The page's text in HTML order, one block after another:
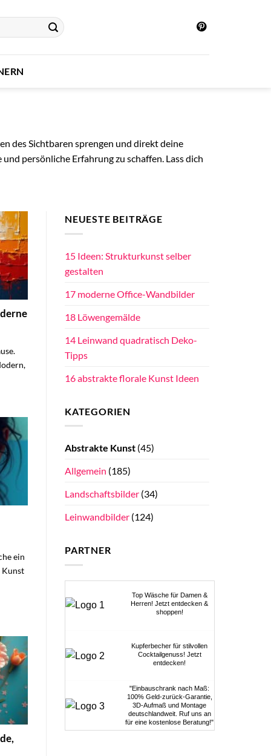
des Sichtbaren sprengen und direkt deine
persönliche Erfahrung zu schaffen. Lass dich
ein
Kunst
NEUESTE BEITRÄGE
15 Ideen: Strukturkunst selber
gestalten
17 moderne Office-Wandbilder
18 Löwengemälde
14 Leinwand quadratisch Deko-
Tipps
16 abstrakte florale Kunst Ideen
KATEGORIEN
Abstrakte Kunst (45)
Allgemein (185)
Landschaftsbilder (34)
Leinwandbilder (124)
PARTNER
Top Wäsche für Damen &
Herren! Jetzt entdecken &
shoppen!
Kupferbecher für stilvollen
Cocktailgenuss! Jetzt
entdecken!
"Einbauschrank nach Maß:
100% Geld-zurück-Garantie,
3D-Aufmaß und Montage
deutschlandweit. Ruf uns an
für eine kostenlose Beratung!"